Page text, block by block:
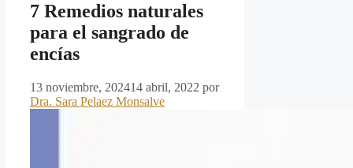
7 Remedios naturales
para el sangrado de
encías
13 noviembre, 202414 abril, 2022 por
Dra. Sara Pelaez Monsalve